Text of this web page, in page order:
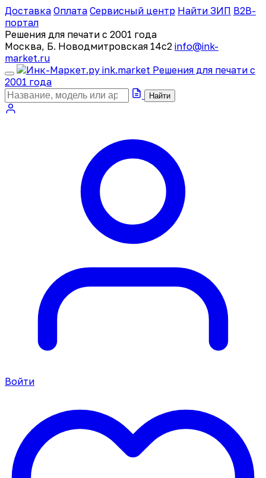
Доставка Оплата Сервисный центр Найти ЗИП B2B-
портал
Решения для печати с 2001 года
Москва, Б. Новодмитровская 14с2 info@ink-
market.ru
ink.market Решения для печати с
2001 года
Найти
Войти